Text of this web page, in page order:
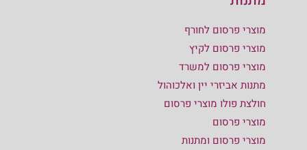
מוצרי פרסום לחורף
מוצרי פרסום לקיץ
מוצרי פרסום למשרד
מתנות אביזרי יין ואלכוהול
חולצת פולו מוצרי פרסום
מוצרי פרסום
מוצרי פרסום ומתנות